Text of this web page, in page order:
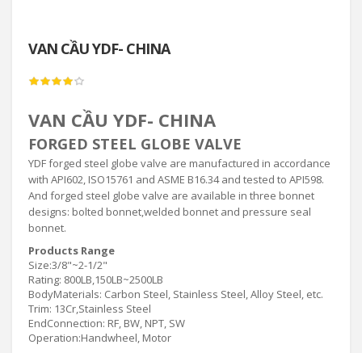
VAN CẦU YDF- CHINA
VAN CẦU YDF- CHINA
FORGED STEEL GLOBE VALVE
YDF forged steel globe valve are manufactured in accordance
with API602, ISO15761 and ASME B16.34 and tested to API598.
And forged steel globe valve are available in three bonnet
designs: bolted bonnet,welded bonnet and pressure seal
bonnet.
Products Range
Size:3/8"~2-1/2"
Rating: 800LB,150LB~2500LB
BodyMaterials: Carbon Steel, Stainless Steel, Alloy Steel, etc.
Trim: 13Cr,Stainless Steel
EndConnection: RF, BW, NPT, SW
Operation:Handwheel, Motor